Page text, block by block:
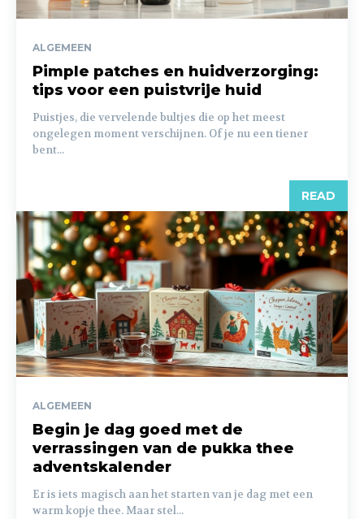
ALGEMEEN
Pimple patches en huidverzorging:
tips voor een puistvrije huid
Puistjes, die vervelende bultjes die op het meest
ongelegen moment verschijnen. Of je nu een tiener
bent...
READ
ALGEMEEN
Begin je dag goed met de
verrassingen van de pukka thee
adventskalender
Er is iets magisch aan het starten van je dag met een
warm kopje thee. Maar stel...